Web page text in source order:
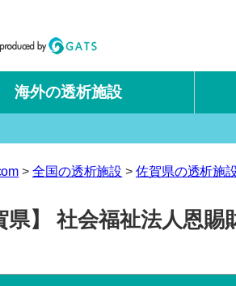
海外の透析施設
全国の透析施設 佐賀県の透析施
県】 社会福祉法人恩